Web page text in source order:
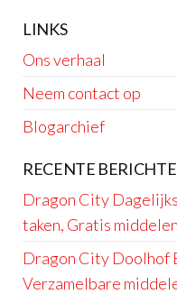
LINKS
Ons verhaal
Neem contact op
Blogarchief
RECENTE
Dragon City
taken, Gratis
Dragon City Doolhof
Verzamelbare